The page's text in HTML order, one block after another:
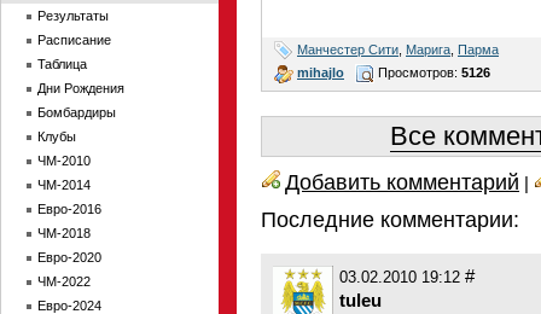
Манчестер Сити Марига Парма
mihajlo
Просмотров: 5126
Все
Добавить комментарий |
Последние комментарии:
03.02.2010 19:12 #
tuleu
Результаты
Расписание
Таблица
Дни Рождения
Бомбардиры
Клубы
ЧМ-2010
ЧМ-2014
Евро-2016
ЧМ-2018
Евро-2020
ЧМ-2022
Евро-2024